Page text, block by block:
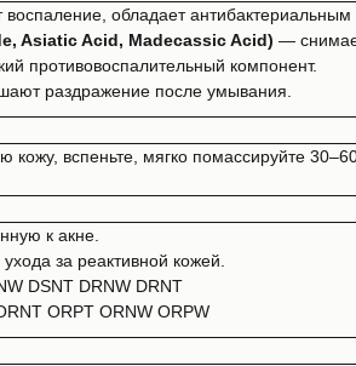
обладает
Asiatic Acid, Madecassic Acid) —
противовоспалительный компонент.
раздражение после умывания.
вспеньте, мягко помассируйте
к акне.
за реактивной кожей.
DSNT DRNW DRNT
ORPT ORNW ORPW